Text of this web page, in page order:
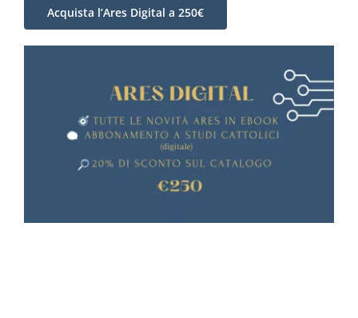
Acquista l’Ares Digital a 250€